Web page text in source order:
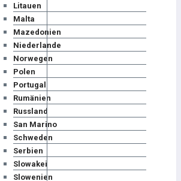
Litauen
Malta
Mazedonien
Niederlande
Norwegen
Polen
Portugal
Rumänien
Russland
San Marino
Schweden
Serbien
Slowakei
Slowenien